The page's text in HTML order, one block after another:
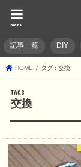
menu
記事一覧 DIY
HOME タグ : 交換
交換